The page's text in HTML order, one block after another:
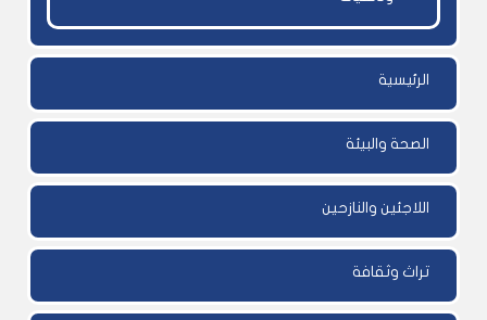
الرئيسية
الصحة والبيئة
اللاجئين والنازحين
تراث وثقافة